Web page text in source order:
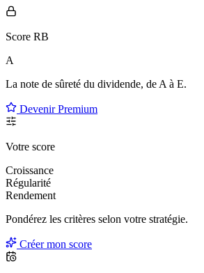
Score RB
A
La note de sûreté du dividende, de A à E.
Devenir Premium
Votre score
Croissance
Régularité
Rendement
Pondérez les critères selon votre stratégie.
Créer mon score